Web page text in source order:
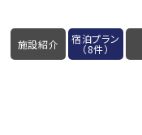
施設紹介 宿泊プラン
（8件）